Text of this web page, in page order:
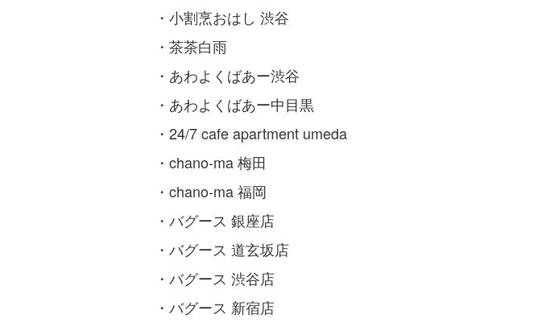
・小割烹おはし 渋谷
・茶茶白雨
・あわよくばあー渋谷
・あわよくばあー中目黒
・24/7 cafe apartment umeda
・chano-ma 梅田
・chano-ma 福岡
・バグース 銀座店
・バグース 道玄坂店
・バグース 渋谷店
・バグース 新宿店